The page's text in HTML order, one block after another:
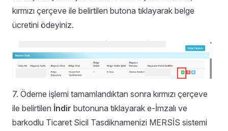
kırmızı çerçeve ile belirtilen butona tıklayarak belge
ücretini ödeyiniz.
7. Ödeme işlemi tamamlandıktan sonra kırmızı çerçeve
ile belirtilen İndir butonuna tıklayarak e-İmzalı ve
barkodlu Ticaret Sicil Tasdiknamenizi MERSİS sistemi